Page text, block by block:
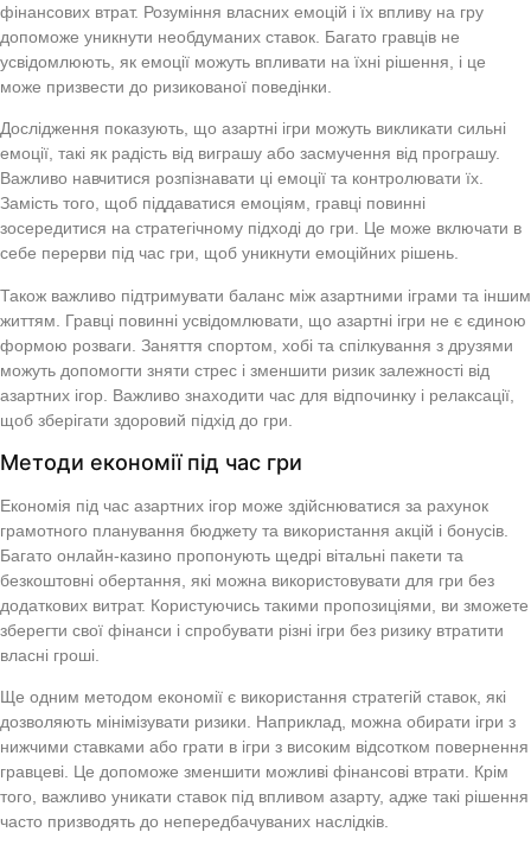
фінансових втрат. Розуміння власних емоцій і їх впливу на гру
допоможе уникнути необдуманих ставок. Багато гравців не
усвідомлюють, як емоції можуть впливати на їхні рішення, і це
може призвести до ризикованої поведінки.
Дослідження показують, що азартні ігри можуть викликати сильні
емоції, такі як радість від виграшу або засмучення від програшу.
Важливо навчитися розпізнавати ці емоції та контролювати їх.
Замість того, щоб піддаватися емоціям, гравці повинні
зосередитися на стратегічному підході до гри. Це може включати в
себе перерви під час гри, щоб уникнути емоційних рішень.
Також важливо підтримувати баланс між азартними іграми та іншим
життям. Гравці повинні усвідомлювати, що азартні ігри не є єдиною
формою розваги. Заняття спортом, хобі та спілкування з друзями
можуть допомогти зняти стрес і зменшити ризик залежності від
азартних ігор. Важливо знаходити час для відпочинку і релаксації,
щоб зберігати здоровий підхід до гри.
Методи економії під час гри
Економія під час азартних ігор може здійснюватися за рахунок
грамотного планування бюджету та використання акцій і бонусів.
Багато онлайн-казино пропонують щедрі вітальні пакети та
безкоштовні обертання, які можна використовувати для гри без
додаткових витрат. Користуючись такими пропозиціями, ви зможете
зберегти свої фінанси і спробувати різні ігри без ризику втратити
власні гроші.
Ще одним методом економії є використання стратегій ставок, які
дозволяють мінімізувати ризики. Наприклад, можна обирати ігри з
нижчими ставками або грати в ігри з високим відсотком повернення
гравцеві. Це допоможе зменшити можливі фінансові втрати. Крім
того, важливо уникати ставок під впливом азарту, адже такі рішення
часто призводять до непередбачуваних наслідків.